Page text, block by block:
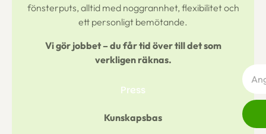
fönsterputs, alltid med noggrannhet, flexibilitet och
ett personligt bemötande.
Vi gör jobbet – du får tid över till det som
verkligen räknas.
Press
Kunskapsbas